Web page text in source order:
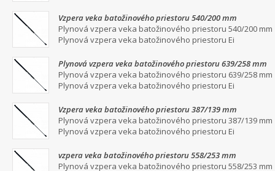
Vzpera veka batožinového priestoru 540/200 mm
Plynová vzpera veka batožinového priestoru 540/200 mm
Plynová vzpera veka batožinového priestoru Ei
Plynová vzpera veka batožinového priestoru 639/258 mm
Plynová vzpera veka batožinového priestoru 639/258 mm
Plynová vzpera veka batožinového priestoru Ei
Vzpera veka batožinového priestoru 387/139 mm
Plynová vzpera veka batožinového priestoru 387/139 mm
Plynová vzpera veka batožinového priestoru Ei
vzpera veka batožinového priestoru 558/253 mm
Plynová vzpera veka batožinového priestoru 558/253 mm